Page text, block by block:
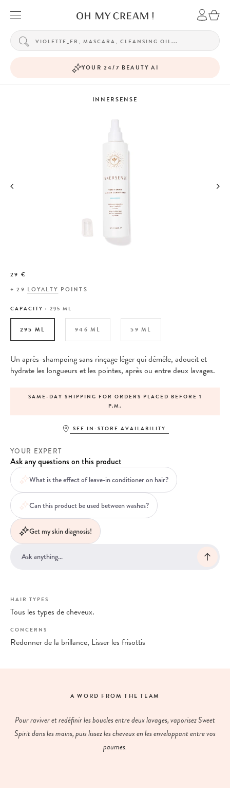
YOUR 24/7 BEAUTY AI
INNERSENSE
29 €
+29 LOYALTY POINTS
CAPACITY : 295 ML
295 ML 946 ML 59 ML
Un après-shampoing sans rinçage léger qui démêle, adoucit et
hydrate les longueurs et les pointes, après ou entre deux lavages.
SAME-DAY SHIPPING FOR ORDERS PLACED BEFORE 1
P.M.
SEE IN-STORE AVAILABILITY
YOUR EXPERT
Ask any questions on this product
What is the effect of leave-in conditioner on hair?
Can this product be used between washes?
Get my skin diagnosis!
HAIR TYPES
Tous les types de cheveux.
CONCERNS
Redonner de la brillance, Lisser les frisottis
A WORD FROM THE TEAM
Pour raviver et redéfinir les boucles entre deux lavages, vaporisez Sweet
Spirit dans les mains, puis lissez les cheveux en les enveloppant entre vos
paumes.